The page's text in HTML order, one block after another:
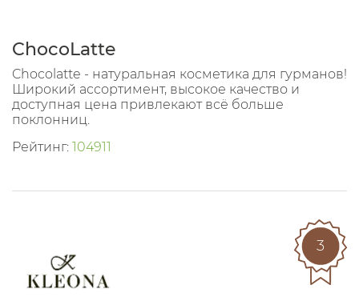
ChocoLatte
Chocolatte - натуральная косметика для гурманов!
Широкий ассортимент, высокое качество и
доступная цена привлекают всё больше
поклонниц.
Рейтинг: 104911
3